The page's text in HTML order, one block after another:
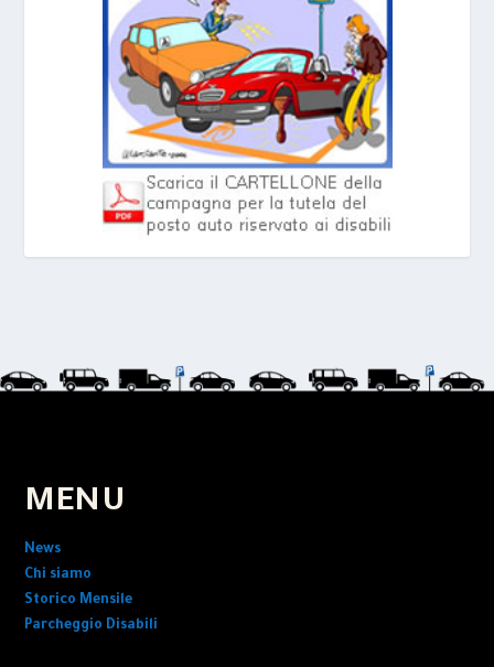
MENU
News
Chi siamo
Storico Mensile
Parcheggio Disabili